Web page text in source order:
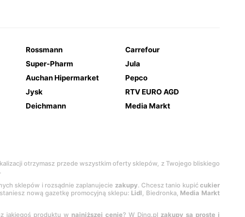
Rossmann
Carrefour
Super-Pharm
Jula
Auchan Hipermarket
Pepco
Jysk
RTV EURO AGD
Deichmann Media Markt
otrzymasz przede wszystkim oferty sklepów, z Twojego bliskiego
sklepów i rozsądnie zaplanujecie zakupy. Chcesz tanio kupićcukier
nową gazetkę promocyjną sklepu: Lidl, Biedronka, Media Markt
jakiegoś produktu w najniższej cenie? W Ding.pl zakupy są proste i